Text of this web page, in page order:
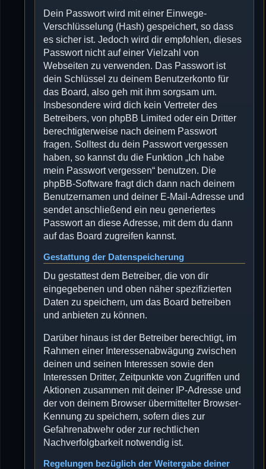
Dein Passwort wird mit einer Einwege-
Verschlüsselung (Hash) gespeichert, so dass
es sicher ist. Jedoch wird dir empfohlen, dieses
Passwort nicht auf einer Vielzahl von
Webseiten zu verwenden. Das Passwort ist
dein Schlüssel zu deinem Benutzerkonto für
das Board, also geh mit ihm sorgsam um.
Insbesondere wird dich kein Vertreter des
Betreibers, von phpBB Limited oder ein Dritter
berechtigterweise nach deinem Passwort
fragen. Solltest du dein Passwort vergessen
haben, so kannst du die Funktion „Ich habe
mein Passwort vergessen“ benutzen. Die
phpBB-Software fragt dich dann nach deinem
Benutzernamen und deiner E-Mail-Adresse und
sendet anschließend ein neu generiertes
Passwort an diese Adresse, mit dem du dann
auf das Board zugreifen kannst.
Gestattung der Datenspeicherung
Du gestattest dem Betreiber, die von dir
eingegebenen und oben näher spezifizierten
Daten zu speichern, um das Board betreiben
und anbieten zu können.
Darüber hinaus ist der Betreiber berechtigt, im
Rahmen einer Interessenabwägung zwischen
deinen und seinen Interessen sowie den
Interessen Dritter, Zeitpunkte von Zugriffen und
Aktionen zusammen mit deiner IP-Adresse und
der von deinem Browser übermittelter Browser-
Kennung zu speichern, sofern dies zur
Gefahrenabwehr oder zur rechtlichen
Nachverfolgbarkeit notwendig ist.
Regelungen bezüglich der Weitergabe deiner